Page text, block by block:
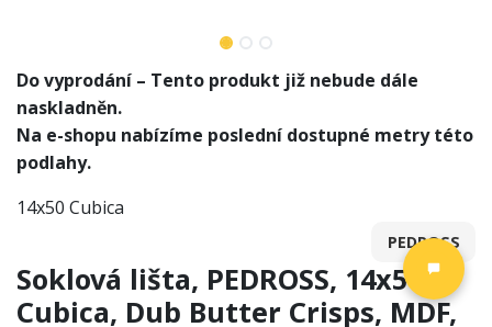
Do vyprodání – Tento produkt již nebude dále
naskladněn.
Na e-shopu nabízíme poslední dostupné metry této
podlahy.
14x50 Cubica
PEDROSS
Soklová lišta, PEDROSS, 14x50
Cubica, Dub Butter Crisps, MDF,